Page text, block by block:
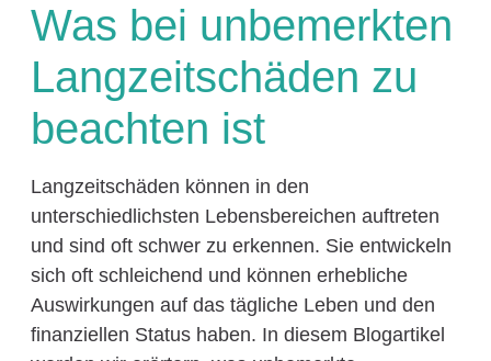
Was bei unbemerkten
Langzeitschäden zu
beachten ist
Langzeitschäden können in den
unterschiedlichsten Lebensbereichen auftreten
und sind oft schwer zu erkennen. Sie entwickeln
sich oft schleichend und können erhebliche
Auswirkungen auf das tägliche Leben und den
finanziellen Status haben. In diesem Blogartikel